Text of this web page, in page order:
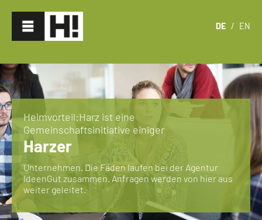
DE / EN
Heimvorteil:Harz ist eine
Gemeinschaftsinitiative einiger
Harzer
Unternehmen. Die Fäden laufen bei der Agentur
IdeenGut zusammen. Anfragen werden von hier aus
weiter geleitet.